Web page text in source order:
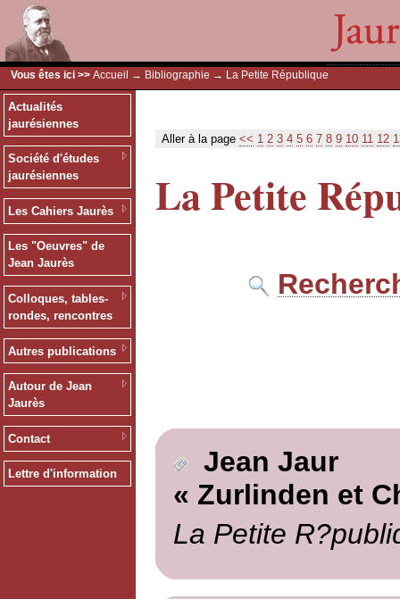
Vous êtes ici >> Accueil → Bibliographie → La Petite République
Actualités
jaurésiennes
Société d'études
jaurésiennes
Les Cahiers Jaurès
Les "Oeuvres" de
Jean Jaurès
Colloques, tables-
rondes, rencontres
Autres publications
Autour de Jean
Jaurès
Contact
Lettre d'information
Aller à la page << 1 2 3 4 5 6 7 8 9 10 11 12
La Petite
Jean Jaur
« Zurlinden et
La Petite